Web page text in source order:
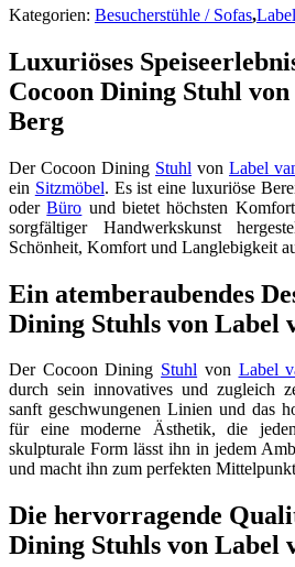
Kategorien: Besucherstühle / Sofas,
Luxuriöses
Cocoon Dining Stuhl
Berg
Der Cocoon Dining Stuhl von Label
ein Sitzmöbel. Es ist eine luxuriöse
oderBüro und bietet höchsten
sorgfältiger Handwerkskunst
Schönheit, Komfort und Langlebigkeit
Ein atemberaubendes
Dining Stuhls von Label
Der Cocoon Dining Stuhl von Label
durch sein innovatives und zugleich
sanft geschwungenen Linien und das
für eine moderne Ästhetik, die
skulpturale Form lässt ihn in jedem
und macht ihn zum perfekten
Die hervorragende
Dining Stuhls von Label